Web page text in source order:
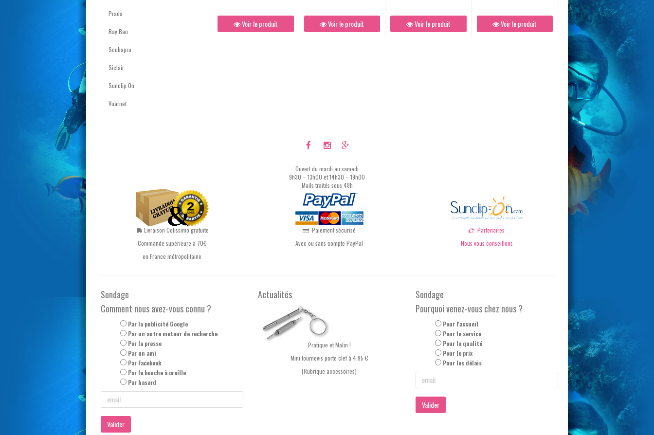
Voir le produit Voir le produit Voir le produit Voir le produit
Prada
Ray Ban
Scubapro
Siclair
Sunclip On
Vuarnet
Ouvert du mardi au samedi
9h30 – 13h00 et 14h30 – 19h00
Mails traités sous 48h
Livraison Colissimo gratuite
Commande supérieure à 70€
en France métropolitaine
Paiement sécurisé
Avec ou sans compte PayPal
Partenaires
Nous vous conseillons
Sondage
Comment nous avez-vous connu ?
Par la publicité Google
Par un autre moteur de recherche
Par la presse
Par un ami
Par Facebook
Par le bouche à oreille
Par hasard
Valider
Actualités
Pratique et Malin !
Mini tournevis porte clef à 4.95 €
(Rubrique accessoires)
Sondage
Pourquoi venez-vous chez nous ?
Pour l'accueil
Pour le service
Pour la qualité
Pour le prix
Pour les délais
Valider